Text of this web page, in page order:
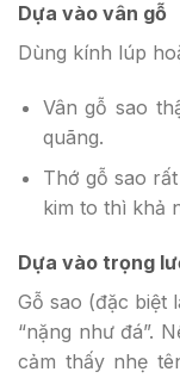
Dựa vào vân gỗ
Dùng kính lúp
Vân gỗ sao
quãng.
Thớ gỗ sao
kim to thì khả
Dựa vào trọng
Gỗ sao (đặc biệt
“nặng như đá”.
cảm thấy nhẹ